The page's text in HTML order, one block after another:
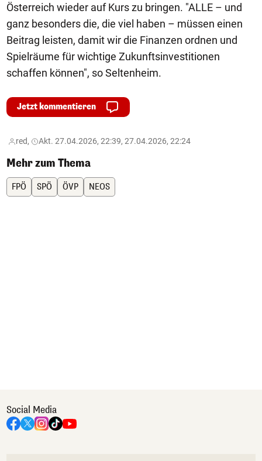
Österreich wieder auf Kurs zu bringen. "ALLE – und
ganz besonders die, die viel haben – müssen einen
Beitrag leisten, damit wir die Finanzen ordnen und
Spielräume für wichtige Zukunftsinvestitionen
schaffen können", so Seltenheim.
Jetzt kommentieren
red, Akt. 27.04.2026, 22:39, 27.04.2026, 22:24
Mehr zum Thema
FPÖ SPÖ ÖVP NEOS
Social Media